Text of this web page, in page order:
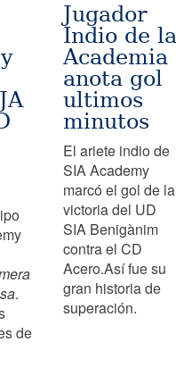
.
de
Jugador
Indio de la
Academia
anota gol
ultimos
minutos
El ariete indio de
SIA Academy
marcó el gol de la
victoria del UD
SIA Benigànim
contra el CD
Acero.Así fue su
gran historia de
superación.